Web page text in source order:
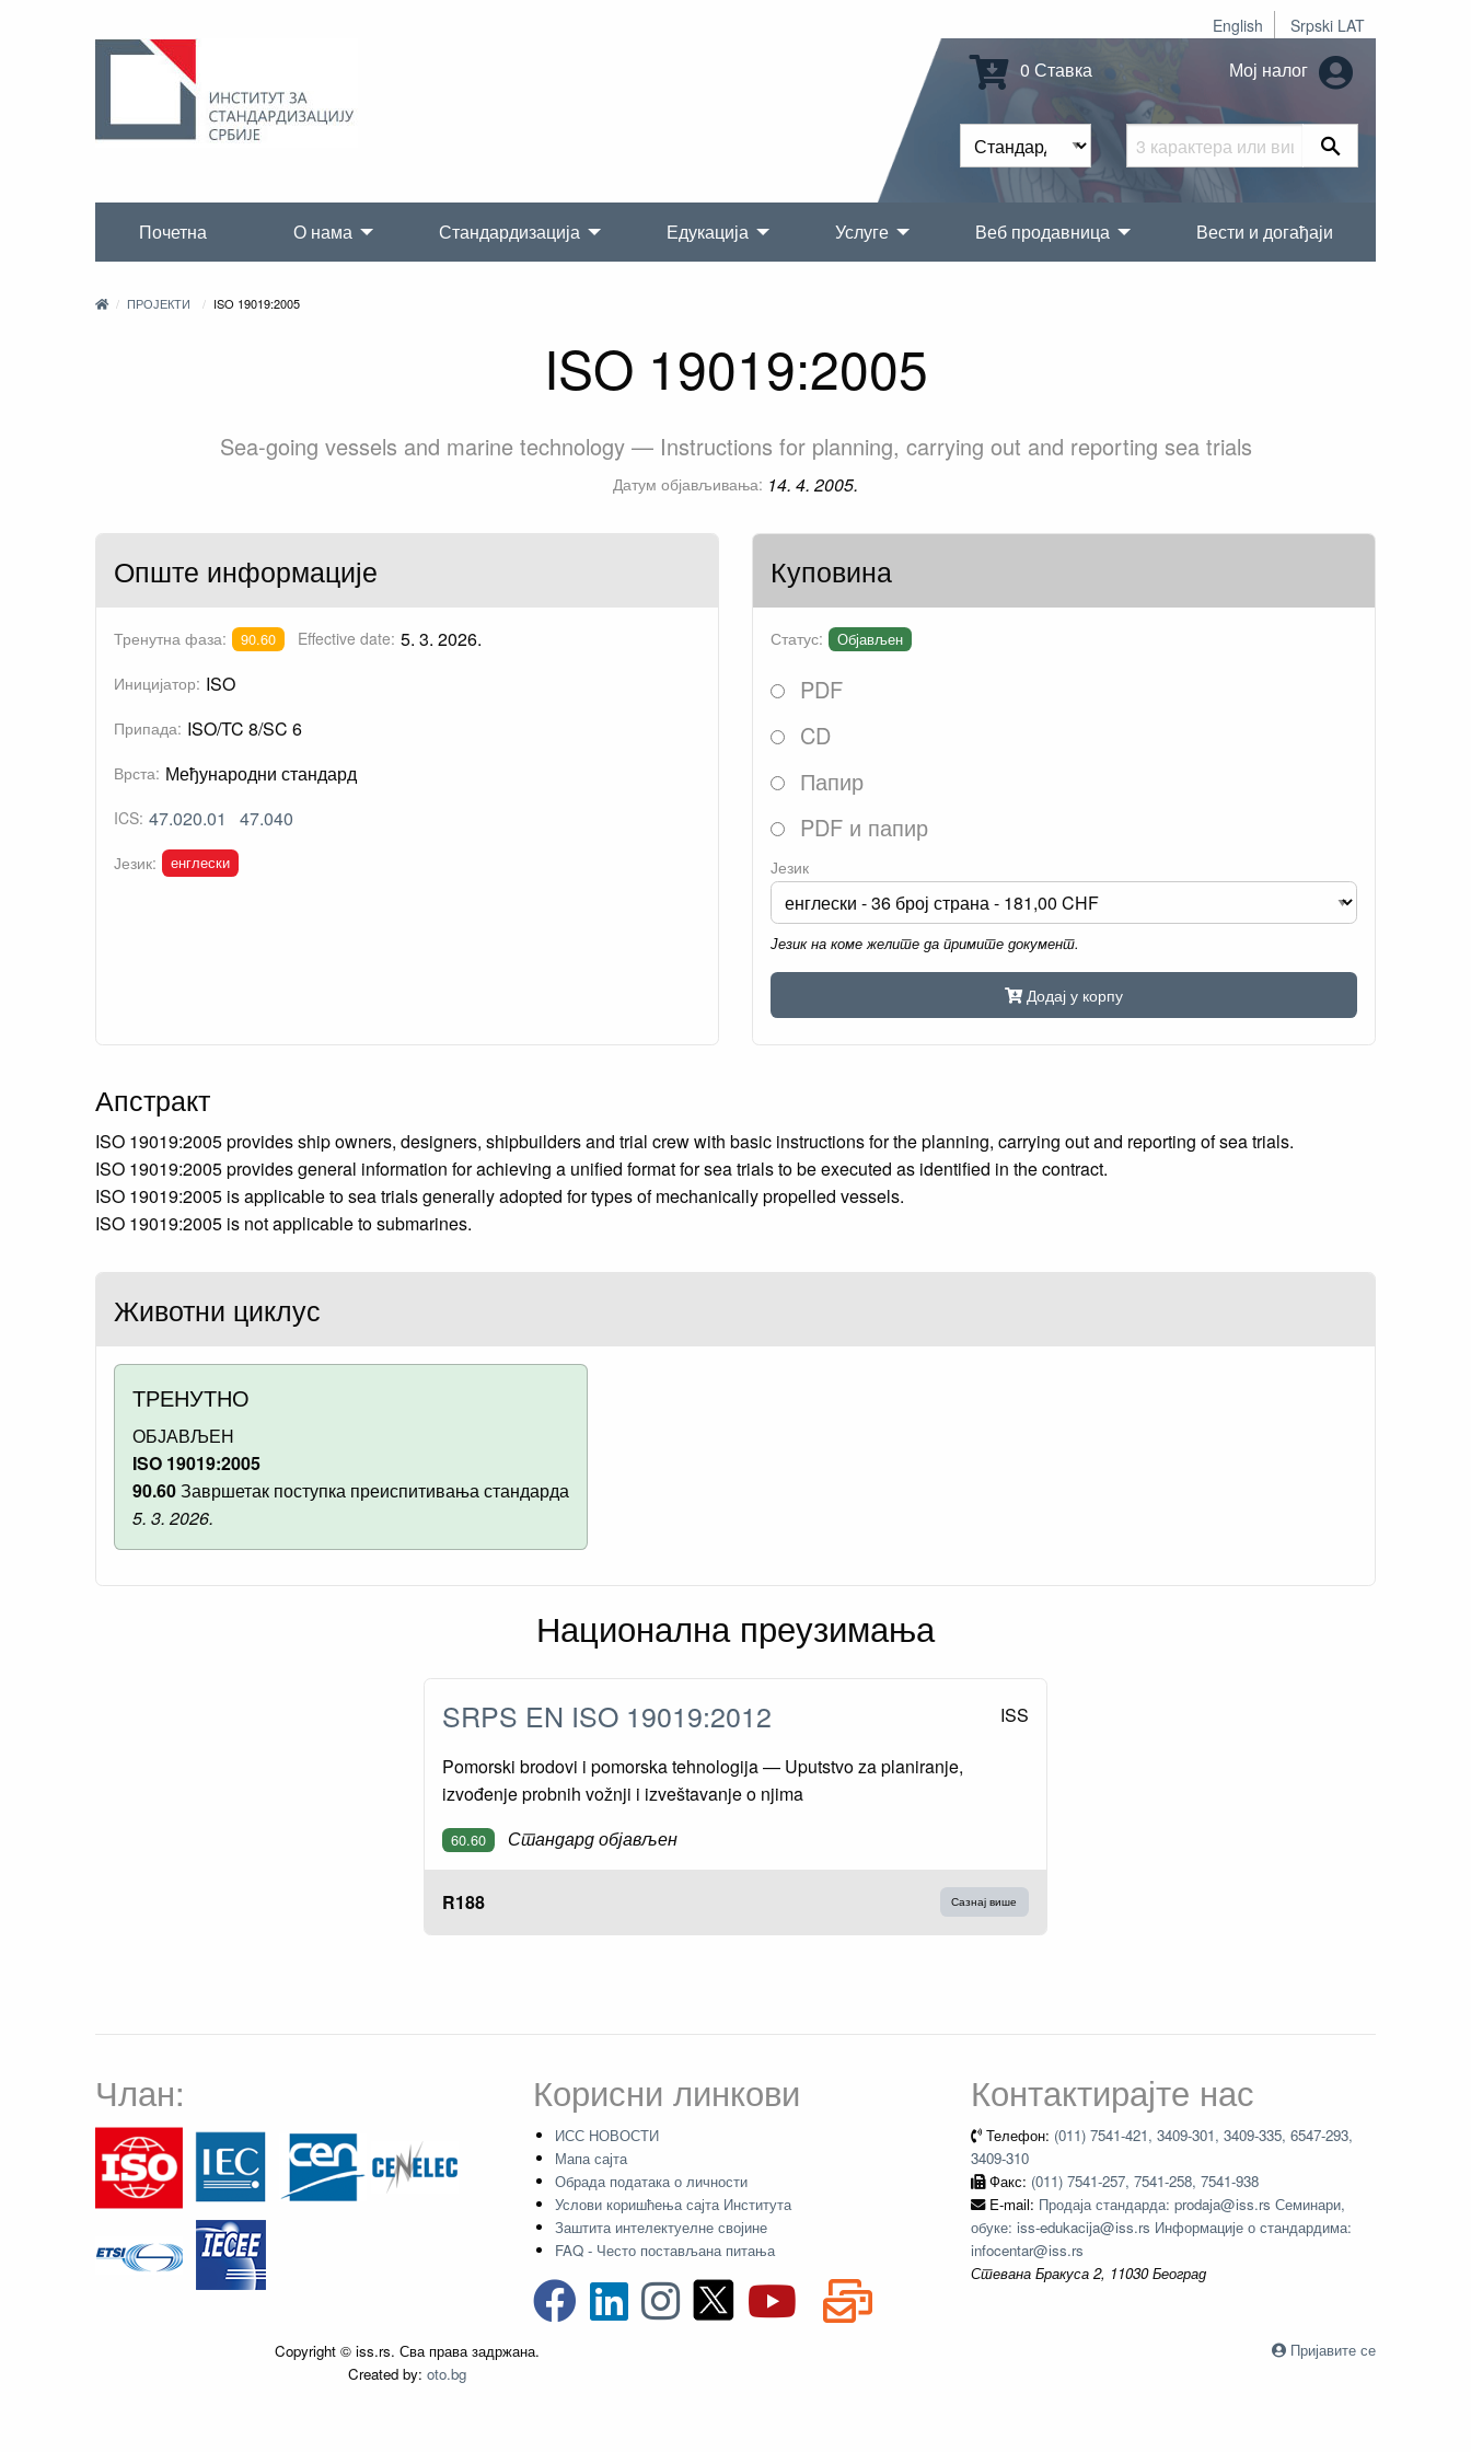
English Srpski LAT
0 Ставка Мој налог
Почетна О нама Стандардизација Едукација Услуге Веб продавница Вести и догађаји
ПРОЈЕКТИ ISO 19019:2005
ISO 19019:2005
Sea-going vessels and marine technology — Instructions for planning, carrying out and reporting sea trials
Датум објављивања: 14. 4. 2005.
Опште информације
Тренутна фаза: 90.60 Effective date: 5. 3. 2026.
Иницијатор: ISO
Припада: ISO/TC 8/SC 6
Врста: Међународни стандард
ICS: 47.020.01 47.040
Језик: енглески
Куповина
Статус: Објављен
PDF
CD
Папир
PDF и папир
Језик
Језик на коме желите да примите документ.
Додај у корпу
Апстракт
ISO 19019:2005 provides ship owners, designers, shipbuilders and trial crew with basic instructions for the planning, carrying out and reporting of sea trials.
ISO 19019:2005 provides general information for achieving a unified format for sea trials to be executed as identified in the contract.
ISO 19019:2005 is applicable to sea trials generally adopted for types of mechanically propelled vessels.
ISO 19019:2005 is not applicable to submarines.
Животни циклус
ТРЕНУТНО
ОБЈАВЉЕН
ISO 19019:2005
90.60Завршетак поступка преиспитивања стандарда
5. 3. 2026.
Национална преузимања
SRPS EN ISO 19019:2012 ISS
Pomorski brodovi i pomorska tehnologija — Uputstvo za planiranje,
izvođenje probnih vožnji i izveštavanje o njima
60.60 Стандард објављен
R188 Сазнај више
Члан: Корисни линкови
ИСС НОВОСТИ
Мапа сајта
Обрада података о личности
Услови коришћења сајта Института
Заштита интелектуелне својине
FAQ - Често постављана питања
Контактирајте нас
Телефон: (011) 7541-421, 3409-301, 3409-335, 6547-293,
3409-310
Факс: (011) 7541-257, 7541-258, 7541-938
E-mail: Продаја стандарда: prodaja@iss.rs Семинари,
обуке: iss-edukacija@iss.rs Информације о стандардима:
infocentar@iss.rs
Стевана Бракуса 2, 11030 Београд
Copyright © iss.rs. Сва права задржана.
Created by: oto.bg
Пријавите се